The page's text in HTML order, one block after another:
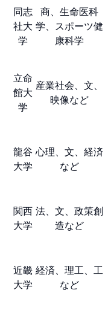
同志
社大
学
商、生命医科
学、スポーツ健
康科学
立命
館大
学
産業社会、文、
映像など
龍谷
大学
心理、文、経済
など
関西
大学
法、文、政策創
造など
近畿
大学
経済、理工、工
など